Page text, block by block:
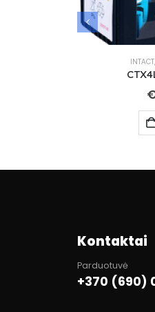
INTACT,
Kontaktai
Parduotuvė
+370 (690)